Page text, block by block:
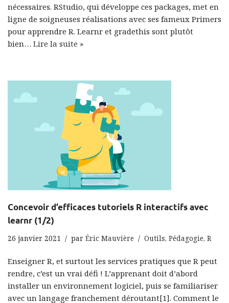
nécessaires. RStudio, qui développe ces packages, met en
ligne de soigneuses réalisations avec ses fameux Primers
pour apprendre R. Learnr et gradethis sont plutôt
bien… Lire la suite »
Concevoir d’efficaces tutoriels R interactifs avec
learnr (1/2)
26 janvier 2021 par Éric Mauvière Outils, Pédagogie, R
Enseigner R, et surtout les services pratiques que R peut
rendre, c’est un vrai défi ! L’apprenant doit d’abord
installer un environnement logiciel, puis se familiariser
avec un langage franchement déroutant[1]. Comment le